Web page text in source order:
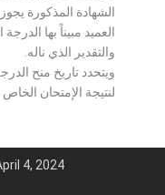
الشهادة المذكورة
العميد مبيناً بها
والتقدير الذي ناله.
ويتحدد تاريخ منح
لنتيجة الإمتحان الخاص
4, 2024